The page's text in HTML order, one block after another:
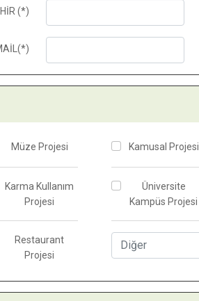
(*)
Müze Projesi
Karma Kullanım
Projesi
Restaurant
Projesi
Kamusal Projesi
Üniversite
Kampüs Projesi